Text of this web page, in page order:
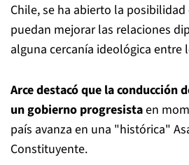
Chile, se ha abierto la
puedan mejorar las relaciones
alguna cercanía ideológica entre
Arce destacó que la conducción
un gobierno progresistaen
país avanza en una "histórica"
Constituyente.